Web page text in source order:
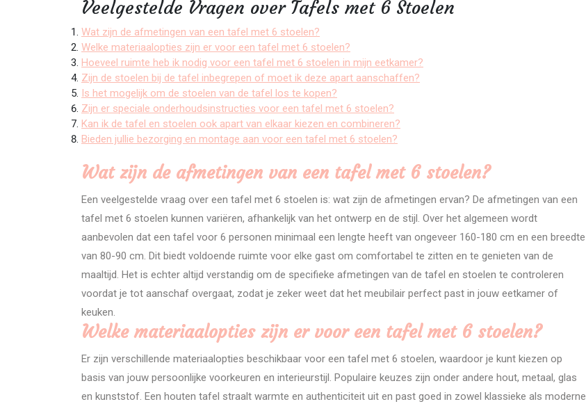
Veelgestelde Vragen over Tafels met 6 Stoelen
Wat zijn de afmetingen van een tafel met 6 stoelen?
Welke materiaalopties zijn er voor een tafel met 6 stoelen?
Hoeveel ruimte heb ik nodig voor een tafel met 6 stoelen in mijn eetkamer?
Zijn de stoelen bij de tafel inbegrepen of moet ik deze apart aanschaffen?
Is het mogelijk om de stoelen van de tafel los te kopen?
Zijn er speciale onderhoudsinstructies voor een tafel met 6 stoelen?
Kan ik de tafel en stoelen ook apart van elkaar kiezen en combineren?
Bieden jullie bezorging en montage aan voor een tafel met 6 stoelen?
Wat zijn de afmetingen van een tafel met 6 stoelen?
Een veelgestelde vraag over een tafel met 6 stoelen is: wat zijn de afmetingen ervan? De afmetingen van een
tafel met 6 stoelen kunnen variëren, afhankelijk van het ontwerp en de stijl. Over het algemeen wordt
aanbevolen dat een tafel voor 6 personen minimaal een lengte heeft van ongeveer 160-180 cm en een breedte
van 80-90 cm. Dit biedt voldoende ruimte voor elke gast om comfortabel te zitten en te genieten van de
maaltijd. Het is echter altijd verstandig om de specifieke afmetingen van de tafel en stoelen te controleren
voordat je tot aanschaf overgaat, zodat je zeker weet dat het meubilair perfect past in jouw eetkamer of
keuken.
Welke materiaalopties zijn er voor een tafel met 6 stoelen?
Er zijn verschillende materiaalopties beschikbaar voor een tafel met 6 stoelen, waardoor je kunt kiezen op
basis van jouw persoonlijke voorkeuren en interieurstijl. Populaire keuzes zijn onder andere hout, metaal, glas
en kunststof. Een houten tafel straalt warmte en authenticiteit uit en past goed in zowel klassieke als moderne